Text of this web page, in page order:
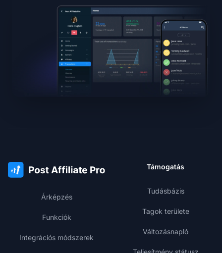
Árképzés
Funkciók
Integrációs módszerek
Támogatás
Tudásbázis
Tagok területe
Változásnapló